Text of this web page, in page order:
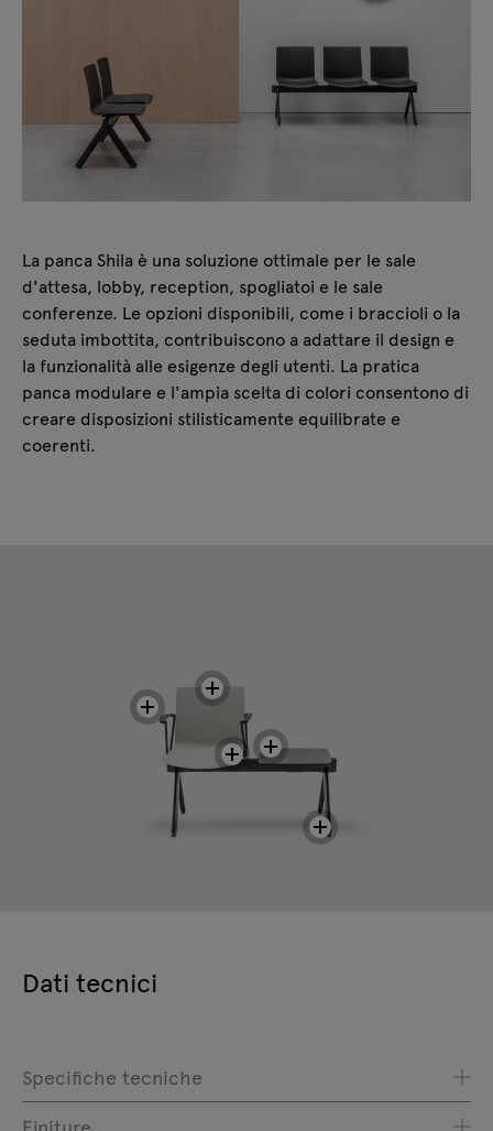
La panca Shila è una soluzione ottimale per le sale
d'attesa, lobby, reception, spogliatoi e le sale
conferenze. Le opzioni disponibili, come i braccioli o la
seduta imbottita, contribuiscono a adattare il design e
la funzionalità alle esigenze degli utenti. La pratica
panca modulare e l'ampia scelta di colori consentono di
creare disposizioni stilisticamente equilibrate e
coerenti.
Dati tecnici
Specifiche tecniche